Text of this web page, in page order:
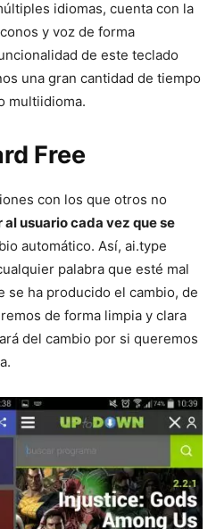
idiomas, cuenta con la
y voz de forma
de este teclado
una gran cantidad de tiempo
multiidioma.
Free
con los que otros no
al usuario cada vez que se
automático. Así, ai.type
palabra que esté mal
se ha producido el cambio, de
de forma limpia y clara
del cambio por si queremos